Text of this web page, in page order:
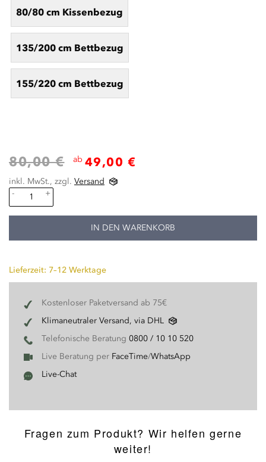
80/80 cm Kissenbezug
135/200 cm Bettbezug
155/220 cm Bettbezug
ab 49,00 €
80,00 €
inkl. MwSt., zzgl. Versand
-
+
IN DEN WARENKORB
Lieferzeit: 7–12 Werktage
Kostenloser Paketversand ab 75€
Klimaneutraler Versand, via DHL
Telefonische Beratung 0800 / 10 10 520
Live Beratung per FaceTime/WhatsApp
Live-Chat
Fragen zum Produkt? Wir helfen gerne
weiter!